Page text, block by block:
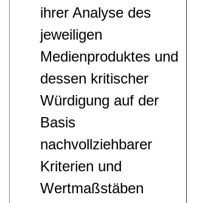
ihrer Analyse des
jeweiligen
Medienproduktes und
dessen kritischer
Würdigung auf der
Basis
nachvollziehbarer
Kriterien und
Wertmaßstäben